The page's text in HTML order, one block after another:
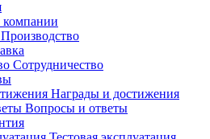
Производство
Сотрудничество
Награды и достижения
Вопросы и ответы